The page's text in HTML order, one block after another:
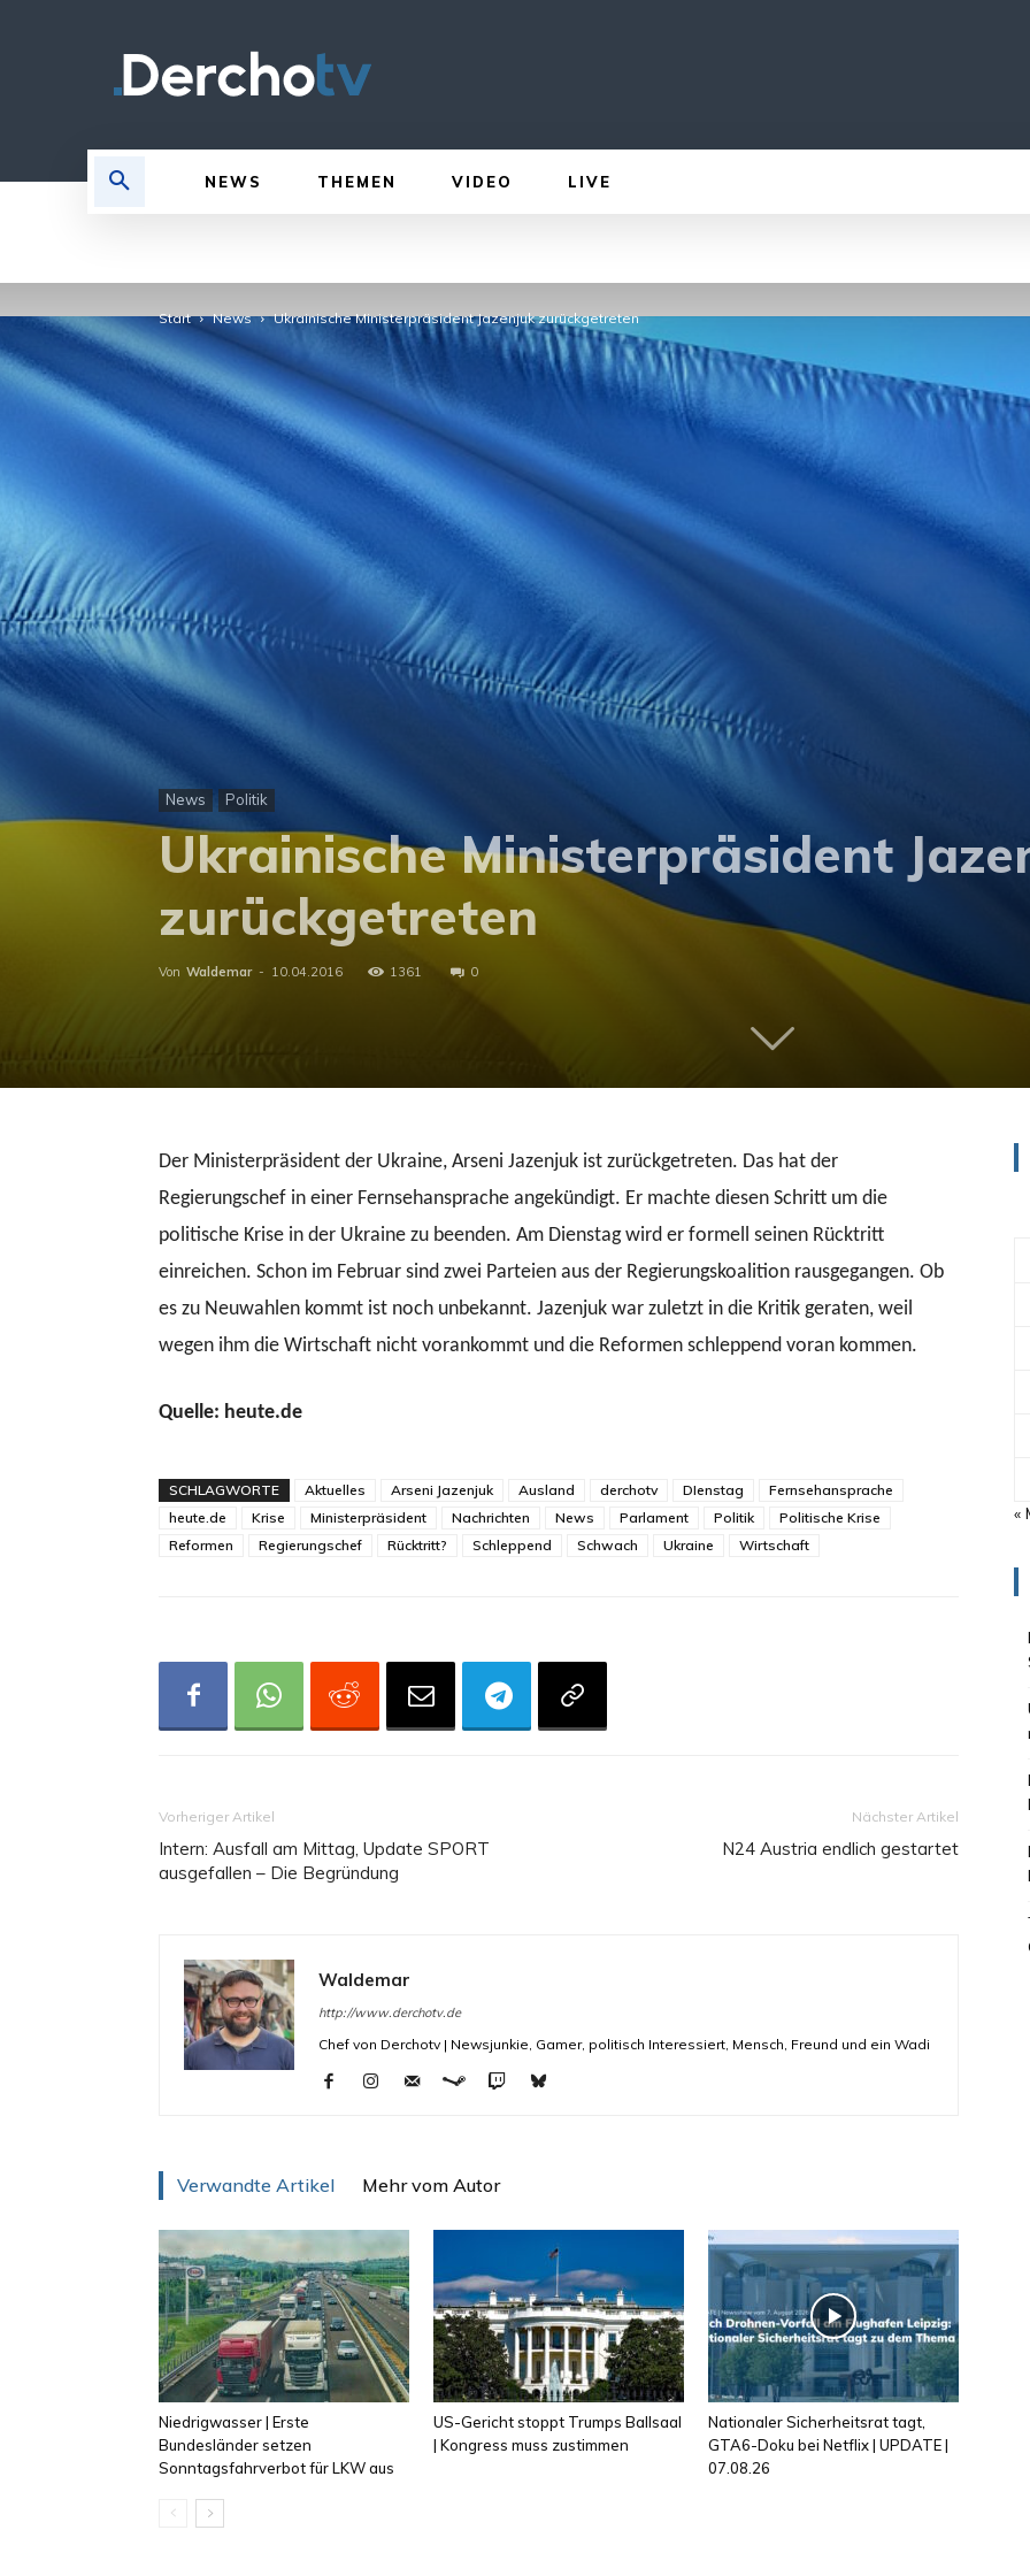
NEWS THEMEN VIDEO LIVE
Start News Ukrainische Ministerpräsident Jazenjuk zurückgetreten
News Politik
Ukrainische Ministerpräsident
zurückgetreten
Von Waldemar - 10.04.2016 1361 0
Der Ministerpräsident der Ukraine, Arseni Jazenjuk ist zurückgetreten. Das hat der
Regierungschef in einer Fernsehansprache angekündigt. Er machte diesen Schritt um die
politische Krise in der Ukraine zu beenden. Am Dienstag wird er formell seinen Rücktritt
einreichen. Schon im Februar sind zwei Parteien aus der Regierungskoalition rausgegangen. Ob
es zu Neuwahlen kommt ist noch unbekannt. Jazenjuk war zuletzt in die Kritik geraten, weil
wegen ihm die Wirtschaft nicht vorankommt und die Reformen schleppend voran kommen.
Quelle: heute.de
SCHLAGWORTE Aktuelles Arseni Jazenjuk Ausland derchotv DIenstag
Fernsehansprache
heute.de
Krise Ministerpräsident Nachrichten News Parlament Politik
Politische Krise
Reformen
Regierungschef Rücktritt? Schleppend Schwach Ukraine Wirtschaft
Vorheriger Artikel
Intern: Ausfall am Mittag, Update SPORT
ausgefallen – Die Begründung
Nächster Artikel
N24 Austria endlich gestartet
Waldemar
http://www.derchotv.de
Chef von Derchotv | Newsjunkie, Gamer, politisch Interessiert, Mensch, Freund und ein Wadi
Verwandte Artikel Mehr vom Autor
Niedrigwasser | Erste
Bundesländer setzen
Sonntagsfahrverbot für LKW aus
US-Gericht stoppt Trumps Ballsaal
| Kongress muss zustimmen
Nationaler Sicherheitsrat tagt,
GTA6-Doku bei Netflix | UPDATE |
07.08.26
«